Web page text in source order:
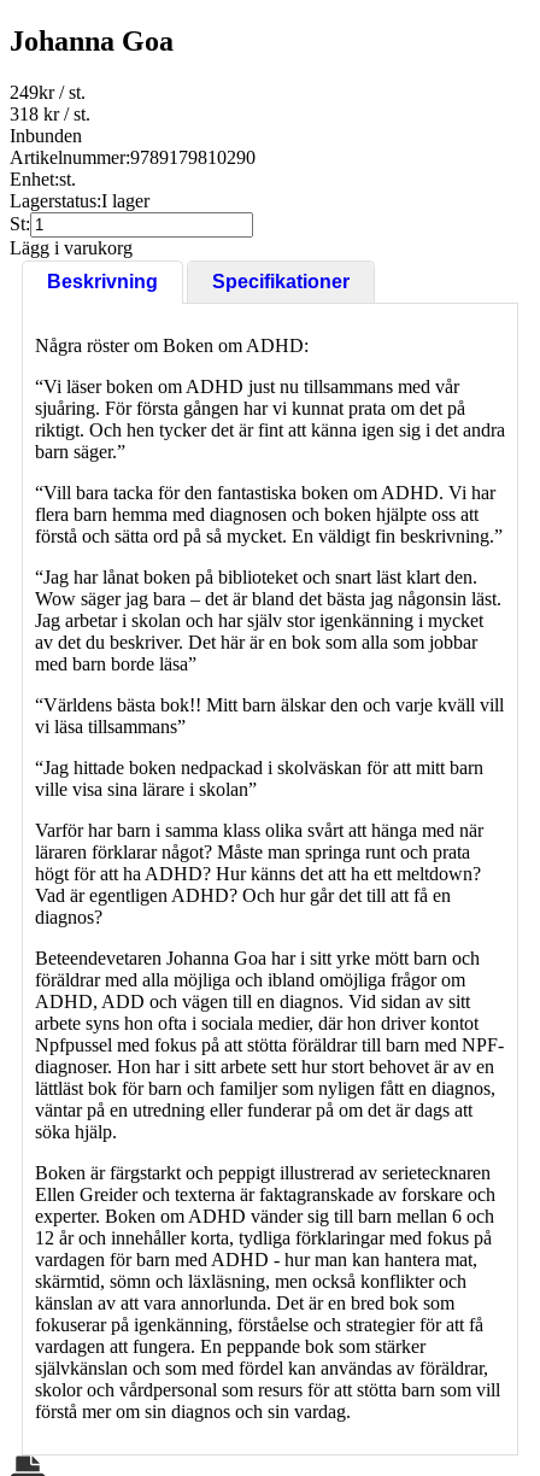
Johanna Goa
249kr/ st.
318 kr/ st.
Inbunden
Artikelnummer:9789179810290
Enhet:st.
Lagerstatus:I lager
St:
Lägg i varukorg
Beskrivning
Specifikationer
Några röster om Boken om ADHD:
“Vi läser boken om ADHD just nu tillsammans med vår
sjuåring. För första gången har vi kunnat prata om det på
riktigt. Och hen tycker det är fint att känna igen sig i det andra
barn säger.”
“Vill bara tacka för den fantastiska boken om ADHD. Vi har
flera barn hemma med diagnosen och boken hjälpte oss att
förstå och sätta ord på så mycket. En väldigt fin beskrivning.”
“Jag har lånat boken på biblioteket och snart läst klart den.
Wow säger jag bara – det är bland det bästa jag någonsin läst.
Jag arbetar i skolan och har själv stor igenkänning i mycket
av det du beskriver. Det här är en bok som alla som jobbar
med barn borde läsa”
“Världens bästa bok!! Mitt barn älskar den och varje kväll vill
vi läsa tillsammans”
“Jag hittade boken nedpackad i skolväskan för att mitt barn
ville visa sina lärare i skolan”
Varför har barn i samma klass olika svårt att hänga med när
läraren förklarar något? Måste man springa runt och prata
högt för att ha ADHD? Hur känns det att ha ett meltdown?
Vad är egentligen ADHD? Och hur går det till att få en
diagnos?
Beteendevetaren Johanna Goa har i sitt yrke mött barn och
föräldrar med alla möjliga och ibland omöjliga frågor om
ADHD, ADD och vägen till en diagnos. Vid sidan av sitt
arbete syns hon ofta i sociala medier, där hon driver kontot
Npfpussel med fokus på att stötta föräldrar till barn med NPF-
diagnoser. Hon har i sitt arbete sett hur stort behovet är av en
lättläst bok för barn och familjer som nyligen fått en diagnos,
väntar på en utredning eller funderar på om det är dags att
söka hjälp.
Boken är färgstarkt och peppigt illustrerad av serietecknaren
Ellen Greider och texterna är faktagranskade av forskare och
experter. Boken om ADHD vänder sig till barn mellan 6 och
12 år och innehåller korta, tydliga förklaringar med fokus på
vardagen för barn med ADHD - hur man kan hantera mat,
skärmtid, sömn och läxläsning, men också konflikter och
känslan av att vara annorlunda. Det är en bred bok som
fokuserar på igenkänning, förståelse och strategier för att få
vardagen att fungera. En peppande bok som stärker
självkänslan och som med fördel kan användas av föräldrar,
skolor och vårdpersonal som resurs för att stötta barn som vill
förstå mer om sin diagnos och sin vardag.